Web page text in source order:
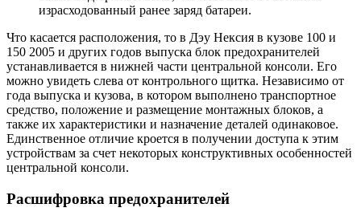
израсходованный ранее заряд батареи.
Что касается расположения, то в Дэу Нексия в кузове 100 и
150 2005 и других годов выпуска блок предохранителей
устанавливается в нижней части центральной консоли. Его
можно увидеть слева от контрольного щитка. Независимо от
года выпуска и кузова, в котором выполнено транспортное
средство, положение и размещение монтажных блоков, а
также их характеристики и назначение деталей одинаковое.
Единственное отличие кроется в получении доступа к этим
устройствам за счет некоторых конструктивных особенностей
центральной консоли.
Расшифровка предохранителей